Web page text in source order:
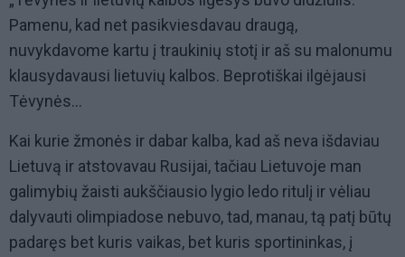
Pamenu, kad net pasikviesdavau draugą,
nuvykdavome kartu į traukinių stotį ir aš su malonumu
klausydavausi lietuvių kalbos. Beprotiškai ilgėjausi
Tėvynės...
Kai kurie žmonės ir dabar kalba, kad aš neva išdaviau
Lietuvą ir atstovavau Rusijai, tačiau Lietuvoje man
galimybių žaisti aukščiausio lygio ledo ritulį ir vėliau
dalyvauti olimpiadose nebuvo, tad, manau, tą patį būtų
padaręs bet kuris vaikas, bet kuris sportininkas, į